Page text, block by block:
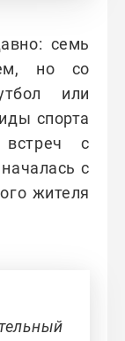
семь
но со
или
спорта
с
с
жителя